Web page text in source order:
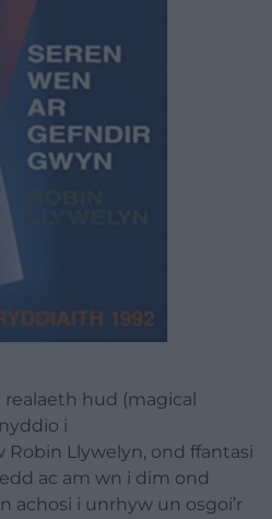
hud (magical
i
Robin Llywelyn, ond ffantasi
ac am wn i dim ond
achosi i unrhyw un osgoi’r